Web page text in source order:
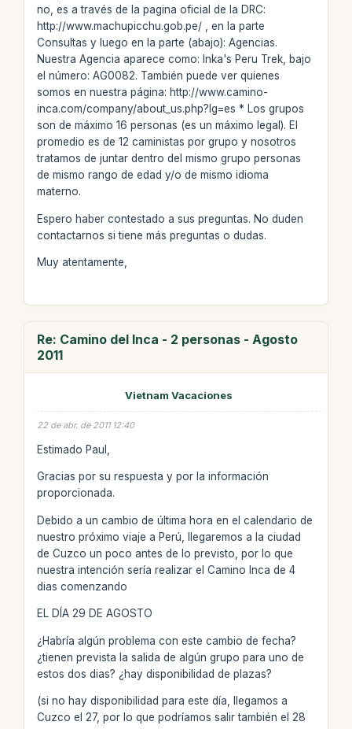
no, es a través de la pagina oficial de la DRC:
http://www.machupicchu.gob.pe/ , en la parte
Consultas y luego en la parte (abajo): Agencias.
Nuestra Agencia aparece como: Inka's Peru Trek, bajo
el número: AG0082. También puede ver quienes
somos en nuestra página: http://www.camino-
inca.com/company/about_us.php?lg=es * Los grupos
son de máximo 16 personas (es un máximo legal). El
promedio es de 12 caministas por grupo y nosotros
tratamos de juntar dentro del mismo grupo personas
de mismo rango de edad y/o de mismo idioma
materno.
Espero haber contestado a sus preguntas. No duden
contactarnos si tiene más preguntas o dudas.
Muy atentamente,
Re: Camino del Inca - 2 personas - Agosto
2011
Vietnam Vacaciones
22 de abr. de 2011 12:40
Estimado Paul,
Gracias por su respuesta y por la información
proporcionada.
Debido a un cambio de última hora en el calendario de
nuestro próximo viaje a Perú, llegaremos a la ciudad
de Cuzco un poco antes de lo previsto, por lo que
nuestra intención sería realizar el Camino Inca de 4
dias comenzando
EL DÍA 29 DE AGOSTO
¿Habría algún problema con este cambio de fecha?
¿tienen prevista la salida de algún grupo para uno de
estos dos dias? ¿hay disponibilidad de plazas?
(si no hay disponibilidad para este día, llegamos a
Cuzco el 27, por lo que podríamos salir también el 28